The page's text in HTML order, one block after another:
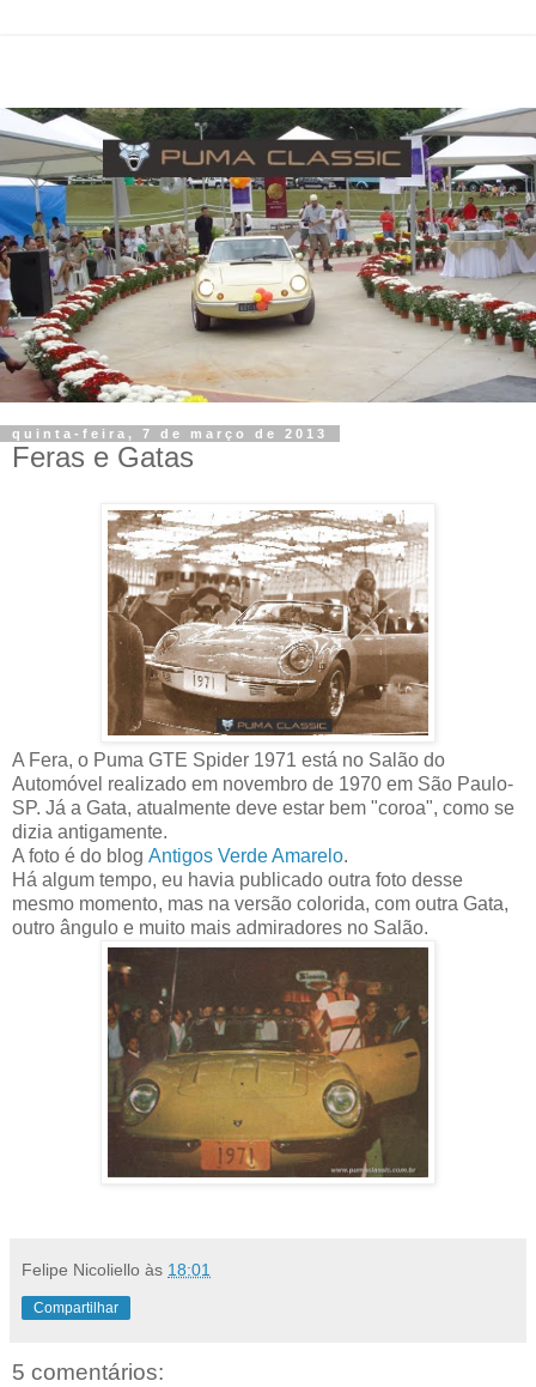
quinta-feira, 7 de março de 2013
Feras e Gatas
A Fera, o Puma GTE Spider 1971 está no Salão do
Automóvel realizado em novembro de 1970 em São Paulo-
SP. Já a Gata, atualmente deve estar bem "coroa", como se
dizia antigamente.
A foto é do blog Antigos Verde Amarelo.
Há algum tempo, eu havia publicado outra foto desse
mesmo momento, mas na versão colorida, com outra Gata,
outro ângulo e muito mais admiradores no Salão.
Felipe Nicoliello às 18:01
Compartilhar
5 comentários: